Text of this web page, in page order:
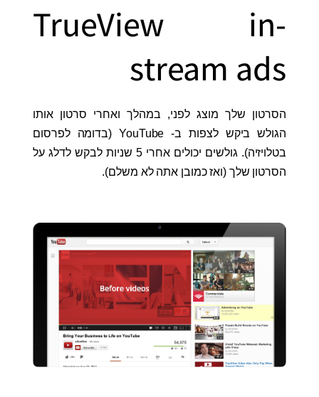
TrueView in-
stream ads
הסרטון שלך מוצג לפני, במהלך ואחרי סרטון אותו
הגולש ביקש לצפות ב- YouTube (בדומה לפרסום
בטלויזיה). גולשים יכולים אחרי 5 שניות לבקש לדלג על
הסרטון שלך (ואז כמובן אתה לא משלם).